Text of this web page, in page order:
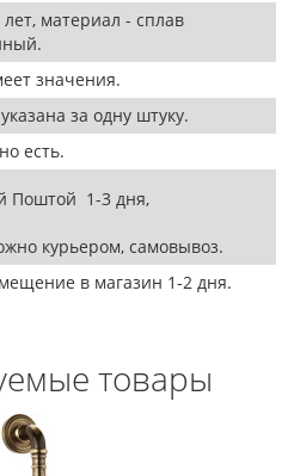
лет, материал - сплав
значения.
за одну штуку.
есть.
Поштой 1-3 дня,
курьером, самовывоз.
в магазин 1-2 дня.
товары